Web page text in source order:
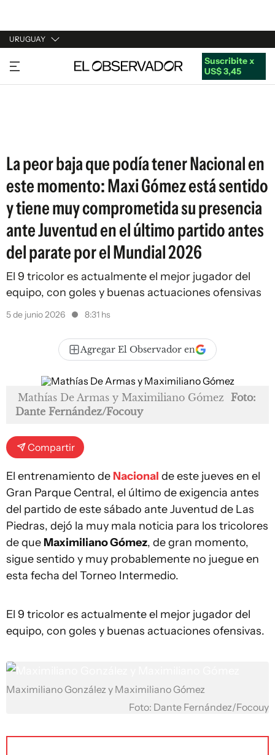
URUGUAY
URUGUAY
ARGENTINA
Suscribite x
US$ 3,45
La peor baja que podía tener Nacional en
este momento: Maxi Gómez está sentido
y tiene muy comprometida su presencia
ante Juventud en el último partido antes
del parate por el Mundial 2026
El 9 tricolor es actualmente el mejor jugador del
equipo, con goles y buenas actuaciones ofensivas
5 de junio 2026 8:31 hs
Agregar El Observador en
Mathías De Armas y Maximiliano Gómez Foto:
Dante Fernández/Focouy
Compartir
El entrenamiento de Nacional de este jueves en el
Gran Parque Central, el último de exigencia antes
del partido de este sábado ante Juventud de Las
Piedras, dejó la muy mala noticia para los tricolores
de que Maximiliano Gómez, de gran momento,
sigue sentido y muy probablemente no juegue en
esta fecha del Torneo Intermedio.
El 9 tricolor es actualmente el mejor jugador del
equipo, con goles y buenas actuaciones ofensivas.
Maximiliano González y Maximiliano Gómez
Foto: Dante Fernández/Focouy